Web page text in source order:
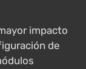
impacto
de